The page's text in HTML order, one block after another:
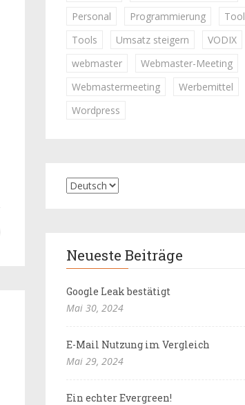
Personal
Programmierung
Tool
Tools
Umsatz steigern
VODIX
webmaster
Webmaster-Meeting
Webmastermeeting
Werbemittel
Wordpress
Neueste Beiträge
Google Leak bestätigt
Mai 30, 2024
E-Mail Nutzung im Vergleich
Mai 29, 2024
Ein echter Evergreen!